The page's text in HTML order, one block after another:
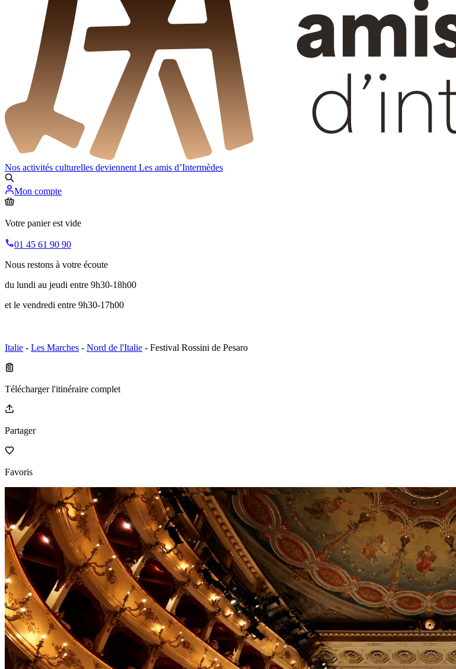
Nos activités culturelles deviennent Les amis d’Intermèdes
Mon compte
Votre panier est vide
01 45 61 90 90
Nous restons à votre écoute
du lundi au jeudi entre 9h30-18h00
et le vendredi entre 9h30-17h00
Italie - Les Marches - Nord de l'Italie - Festival Rossini de Pesaro
Télécharger l'itinéraire complet
Partager
Favoris